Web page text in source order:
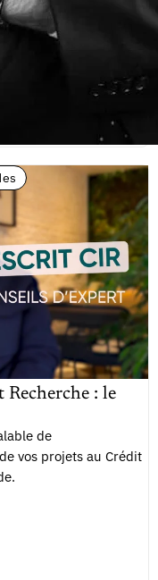
: le
de
vos projets au Crédit